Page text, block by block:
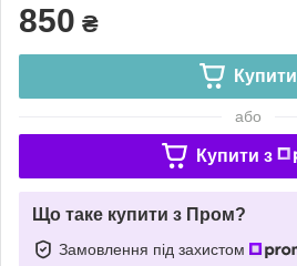
850 ₴
Купити
або
Купити з
Що таке купити з Пром?
Замовлення під захистом